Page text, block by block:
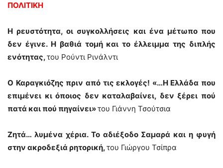
ΠΟΛΙΤΙΚΗ
Η ρευστότητα, οι συγκολλήσεις και ένα μέτωπο που
δεν έγινε. Η βαθιά τομή και το έλλειμμα της διπλής
ενότητας,του Ρούντι Ρινάλντι
Ο Καραγκιόζης πριν από τις εκλογές! «…Η Ελλάδα που
επιμένει κι όποιος δεν καταλαβαίνει, δεν ξέρει πού
πατά και πού πηγαίνει»του Γιάννη Τσούτσια
Ζητά… λυμένα χέρια. Το αδιέξοδο Σαμαρά και η φυγή
στην ακροδεξιά ρητορική,του Γιώργου Τσίπρα